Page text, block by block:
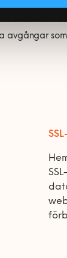
i livet. Just
avgångar